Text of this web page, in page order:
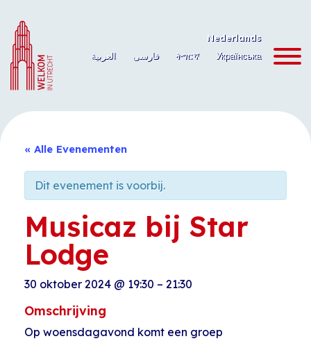
naar
de
inhoud
Nederlands
العربية
فارسی ትግርኛ Українська
« Alle Evenementen
Dit evenement is voorbij.
Musicaz bij Star
Lodge
30 oktober 2024 @ 19:30 – 21:30
Omschrijving
Op woensdagavond komt een groep